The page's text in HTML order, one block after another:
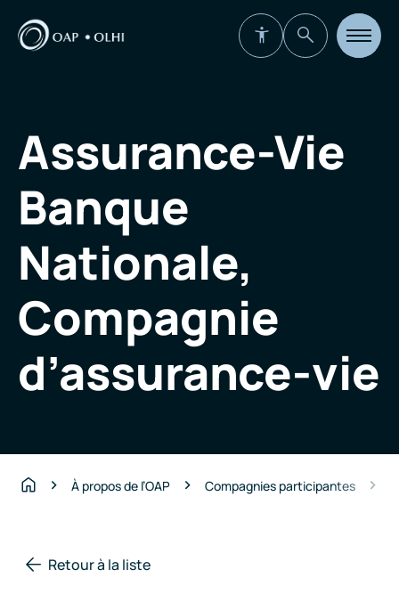
Ouvrir
la
Assurance-Vie
Banque
Nationale,
Compagnie
d’assurance-vie
À propos de l’OAP Compagnies participantes
Retour à la liste